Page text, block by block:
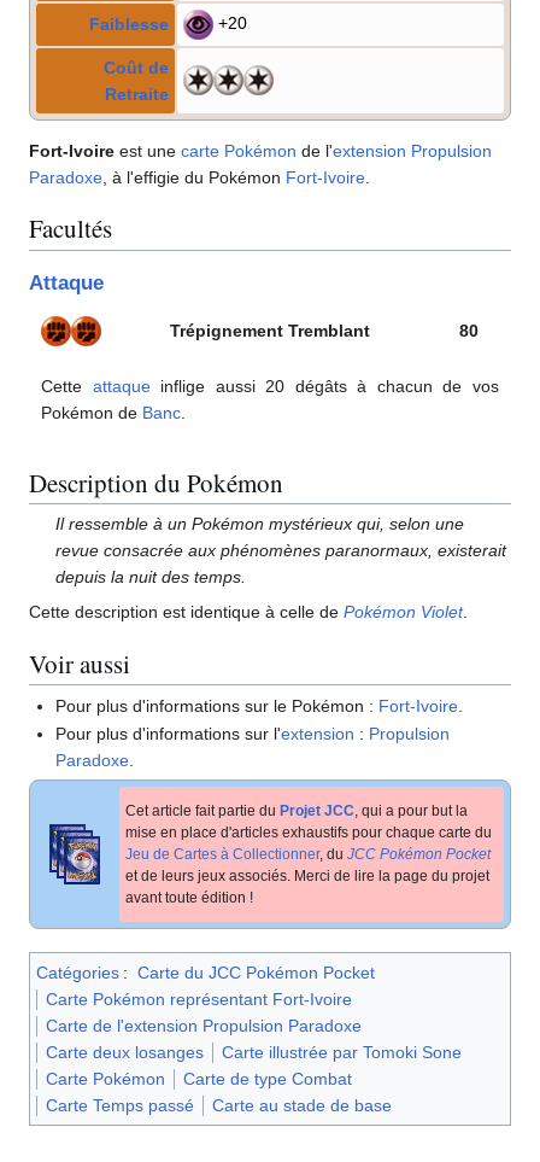
Faiblesse +20
Coût de
Retraite
Fort-Ivoire est une carte Pokémon de l'extension Propulsion
Paradoxe , à l'effigie du Pokémon Fort-Ivoire
Facultés
Attaque
Trépignement Tremblant 80
Cette attaqueinflige aussi 20 dégâts à chacun de vos
Pokémon de Banc
Description du Pokémon
Il ressemble à un Pokémon mystérieux qui, selon une
revue consacrée aux phénomènes paranormaux, existerait
depuis la nuit des temps.
Cette description est identique à celle de Pokémon Violet.
Voir aussi
Pour plus d'informations sur le Pokémon : Fort-Ivoire
Pour plus d'informations sur l'extension : Propulsion
Paradoxe
Cet article fait partie du Projet JCC, qui a pour but la
mise en place d'articles exhaustifs pour chaque carte du
Jeu de Cartes à Collectionner, du JCC Pokémon Pocket
et de leurs jeux associés. Merci de lire la page du projet
avant toute édition !
Catégories : Carte du JCC Pokémon Pocket
Carte Pokémon représentant Fort-Ivoire
Carte de l'extension Propulsion Paradoxe
Carte deux losanges
Carte illustrée par Tomoki Sone
Carte Pokémon
Carte de type Combat
Carte Temps passé
Carte au stade de base